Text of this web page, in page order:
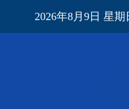
2026年8月9日 星期